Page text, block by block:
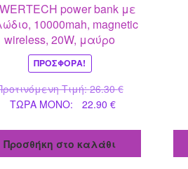
power bank με
10000mah, magnetic
wireless, 20W, μαύρο
ΠΡΟΣΦΟΡΆ!
Τιμή:26.30€Original
26.30 €.
ΤΩΡΑ MONO: 22.90 €Η
τιμή
είναι:
Προσθήκη στο καλάθι